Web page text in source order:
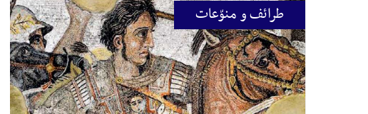
طرائف و منوّعات